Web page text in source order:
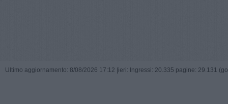
Ultimo aggiornamento: 8/08/2026 17:12 | ieri: Ingressi: 20.335 pagine: 29.131